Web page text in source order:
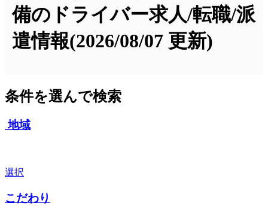
備のドライバー求人/転職/派
遣情報(2026/08/07 更新)
条件を選んで検索
地域
選択
こだわり